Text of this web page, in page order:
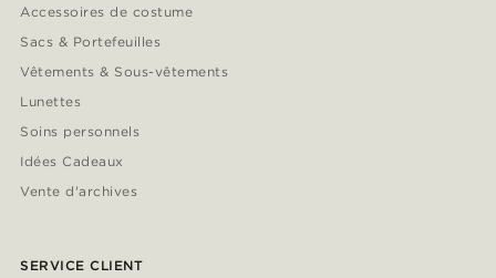
Accessoires de costume
Sacs & Portefeuilles
Vêtements & Sous-vêtements
Lunettes
Soins personnels
Idées Cadeaux
Vente d'archives
SERVICE CLIENT